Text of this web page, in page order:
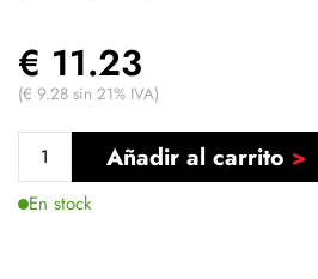
€ 11.23
(€ 9.28 sin 21% IVA)
Añadir al carrito
En stock